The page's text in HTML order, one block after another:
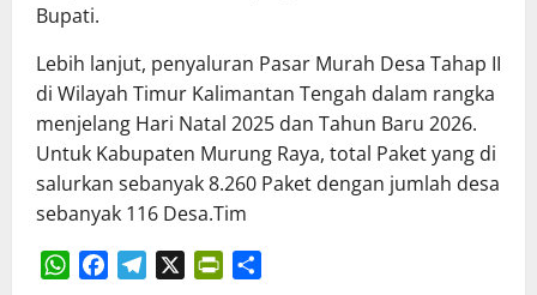
Bupati.
Lebih lanjut, penyaluran Pasar Murah Desa Tahap II
di Wilayah Timur Kalimantan Tengah dalam rangka
menjelang Hari Natal 2025 dan Tahun Baru 2026.
Untuk Kabupaten Murung Raya, total Paket yang di
salurkan sebanyak 8.260 Paket dengan jumlah desa
sebanyak 116 Desa.Tim